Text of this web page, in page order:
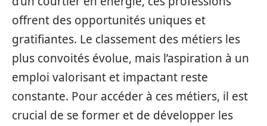
offrent des opportunités uniques et
gratifiantes. Le classement des métiers les
plus convoités évolue, mais l’aspiration à un
emploi valorisant et impactant reste
constante. Pour accéder à ces métiers, il est
crucial de se former et de développer les